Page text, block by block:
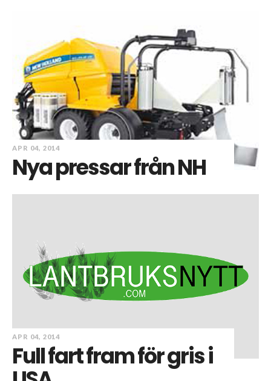
APR 04, 2014
Nya pressar från NH
APR 04, 2014
Full fart fram för gris i